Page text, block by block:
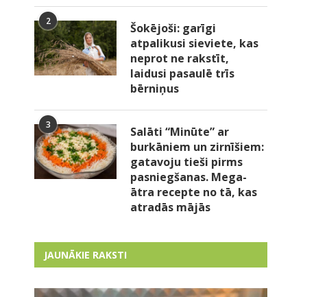
2
Šokējoši: garīgi
atpalikusi sieviete, kas
neprot ne rakstīt,
laidusi pasaulē trīs
bērniņus
3
Salāti “Minūte” ar
burkāniem un zirnīšiem:
gatavoju tieši pirms
pasniegšanas. Mega-
ātra recepte no tā, kas
atradās mājās
JAUNĀKIE RAKSTI